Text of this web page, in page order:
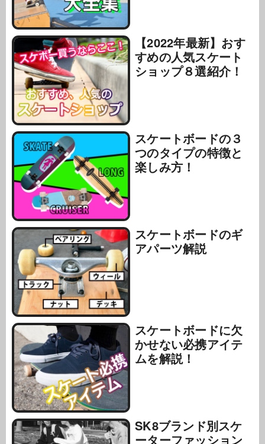
【2022年最新】おす
すめの人気スケート
ショップ８選紹介！
スケートボードの３
つのタイプの特徴と
楽しみ方！
スケートボードのギ
アパーツ解説
スケートボードに欠
かせない必携アイテ
ムを解説！
SK8ブランド別スケ
ーターファッション